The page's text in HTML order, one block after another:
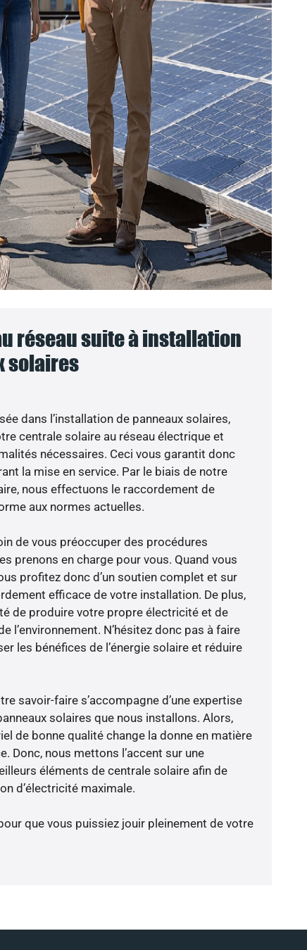
réseau suite à installation
solaires
dans l’installation de panneaux solaires,
centrale solaire au réseau électrique et
nécessaires. Ceci vous garantit donc
la mise en service. Par le biais de notre
nous effectuons le raccordement de
aux normes actuelles.
de vous préoccuper des procédures
prenons en charge pour vous. Quand vous
profitez donc d’un soutien complet et sur
efficace de votre installation. De plus,
de produire votre propre électricité et de
l’environnement. N’hésitez donc pas à faire
les bénéfices de l’énergie solaire et réduire
savoir-faire s’accompagne d’une expertise
solaires que nous installons. Alors,
de bonne qualité change la donne en matière
Donc, nous mettons l’accent sur une
éléments de centrale solaire afin de
d’électricité maximale.
que vous puissiez jouir pleinement de votre